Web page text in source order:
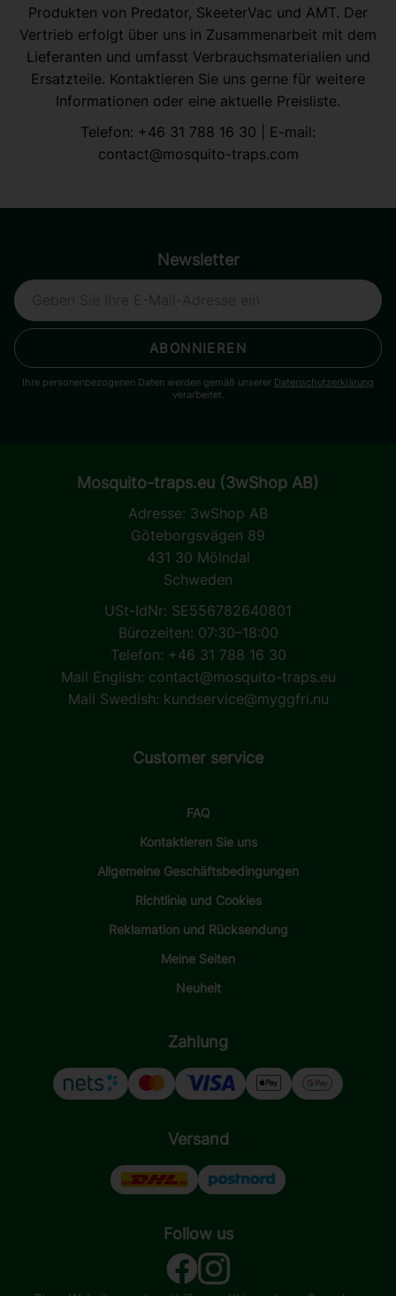
Produkten von Predator, SkeeterVac und AMT. Der
Vertrieb erfolgt über uns in Zusammenarbeit mit dem
Lieferanten und umfasst Verbrauchsmaterialien und
Ersatzteile. Kontaktieren Sie uns gerne für weitere
Informationen oder eine aktuelle Preisliste.
Telefon: +46 31 788 16 30 | E-mail:
contact@mosquito-traps.com
Newsletter
ABONNIEREN
Ihre personenbezogenen Daten werden gemäß unserer Datenschutzerklärung
verarbeitet.
Mosquito-traps.eu (3wShop AB)
Adresse: 3wShop AB
Göteborgsvägen 89
431 30 Mölndal
Schweden
USt-IdNr: SE556782640801
Bürozeiten: 07:30–18:00
Telefon: +46 31 788 16 30
Mail English: contact@mosquito-traps.eu
Mail Swedish: kundservice@myggfri.nu
Customer service
FAQ
Kontaktieren Sie uns
Allgemeine Geschäftsbedingungen
Richtlinie und Cookies
Reklamation und Rücksendung
Meine Seiten
Neuheit
Zahlung
Versand
Follow us